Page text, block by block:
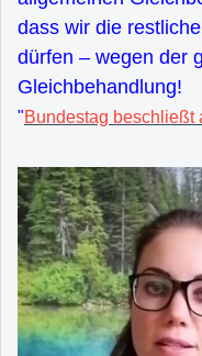
dass wir die
dürfen – wegen der
Gleichbehandlung!
"Bundestag beschließt